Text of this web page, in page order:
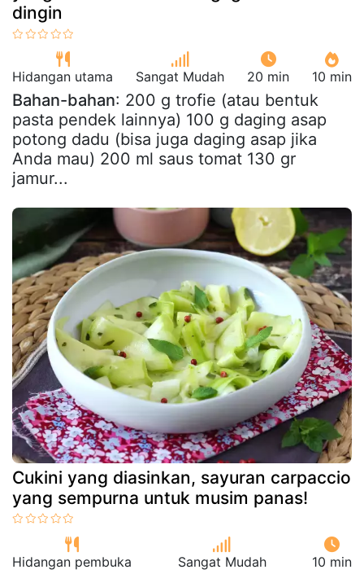
dingin
Hidangan utama Sangat Mudah 20 min 10 min
Bahan-bahan: 200 g trofie (atau bentuk
pasta pendek lainnya) 100 g daging asap
potong dadu (bisa juga daging asap jika
Anda mau) 200 ml saus tomat 130 gr
jamur...
Cukini yang diasinkan, sayuran carpaccio
yang sempurna untuk musim panas!
Hidangan pembuka Sangat Mudah 10 min